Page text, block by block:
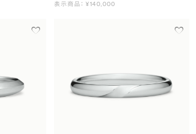
表示商品： ¥140,000